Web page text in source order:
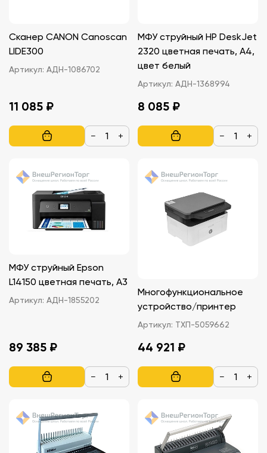
Сканер CANON Canoscan
LIDE300
Артикул: АДН-1086702
11 085 ₽
− +
МФУ струйный HP DeskJet
2320 цветная печать, A4,
цвет белый
Артикул: АДН-1368994
8 085 ₽
− +
МФУ струйный Epson
L14150 цветная печать, A3
Артикул: АДН-1855202
89 385 ₽
− +
Многофункциональное
устройство/принтер
Артикул: ТХП-5059662
44 921 ₽
− +